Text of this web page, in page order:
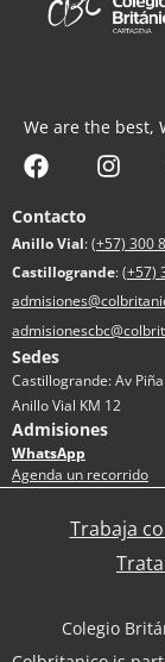
We are the best,
Contacto
Anillo Vial:(+57) 300
Castillogrande:(+57)
Sedes
Castillogrande: Av
Anillo Vial KM 12
Admisiones
WhatsApp
Agenda un recorrido
Trabaja
Colegio